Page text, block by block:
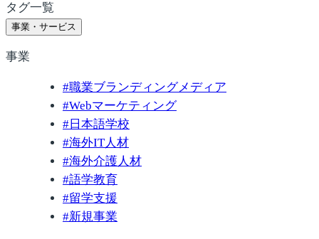
タグ一覧
事業・サービス
事業
#職業ブランディングメディア
#Webマーケティング
# 日本語学校
#海外IT人材
#海外介護人材
#語学教育
#留学支援
#新規事業